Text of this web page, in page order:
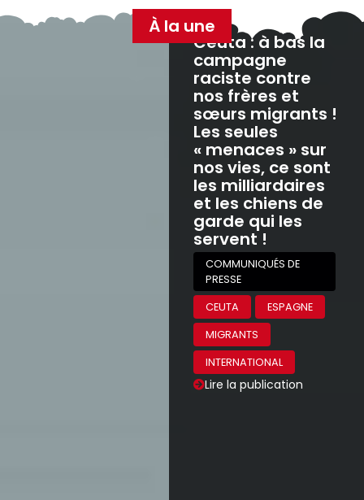
À la une
Ceuta : à bas la
campagne
raciste contre
nos frères et
sœurs migrants !
Les seules
« menaces » sur
nos vies, ce sont
les milliardaires
et les chiens de
garde qui les
servent !
COMMUNIQUÉS DE
PRESSE
CEUTA
ESPAGNE
MIGRANTS
INTERNATIONAL
Lire la publication